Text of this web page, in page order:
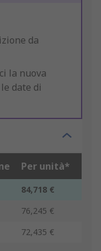
da
la nuova
date di
Per unità*
84,718 €
76,245 €
72,435 €